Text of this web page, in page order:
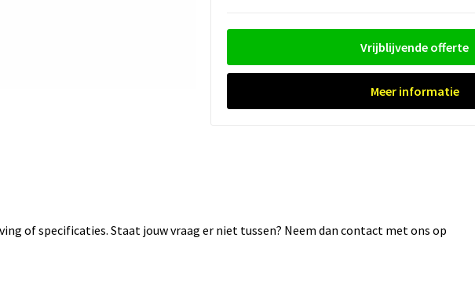
Vrijblijvende offerte
Meer informatie
of specificaties. Staat jouw vraag er niet tussen? Neem dan contact met ons op